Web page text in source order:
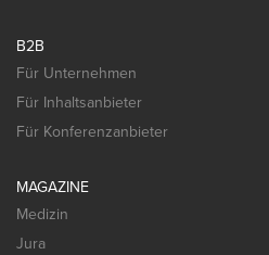
B2B
Für Unternehmen
Für Inhaltsanbieter
Für Konferenzanbieter
MAGAZINE
Medizin
Jura